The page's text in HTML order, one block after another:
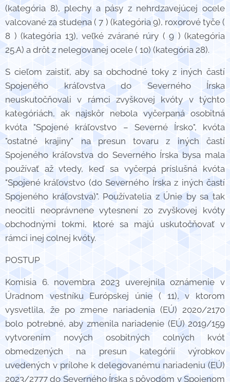
(kategória 8), plechy a pásy z nehrdzavejúcej ocele
valcované za studena ( 7 ) (kategória 9), roxorové tyče (
8 ) (kategória 13), veľké zvárané rúry ( 9 ) (kategória
25.A) a drôt z nelegovanej ocele ( 10) (kategória 28).
S cieľom zaistiť, aby sa obchodné toky z iných častí
Spojeného kráľovstva do Severného Írska
neuskutočňovali v rámci zvyškovej kvóty v týchto
kategóriách, ak najskôr nebola vyčerpaná osobitná
kvóta "Spojené kráľovstvo – Severné Írsko", kvóta
"ostatné krajiny" na presun tovaru z iných častí
Spojeného kráľovstva do Severného Írska bysa mala
používať až vtedy, keď sa vyčerpá príslušná kvóta
"Spojené kráľovstvo (do Severného Írska z iných častí
Spojeného kráľovstva)". Používatelia z Únie by sa tak
neocitli neoprávnene vytesnení zo zvyškovej kvóty
obchodnými tokmi, ktoré sa majú uskutočňovať v
rámci inej colnej kvóty.
POSTUP
Komisia 6. novembra 2023 uverejnila oznámenie v
Úradnom vestníku Európskej únie ( 11), v ktorom
vysvetlila, že po zmene nariadenia (EÚ) 2020/2170
bolo potrebné, aby zmenila nariadenie (EÚ) 2019/159
vytvorením nových osobitných colných kvót
obmedzených na presun kategórií výrobkov
uvedených v prílohe k delegovanému nariadeniu (EÚ)
2023/2777 do Severného Írska s pôvodom v Spojenom